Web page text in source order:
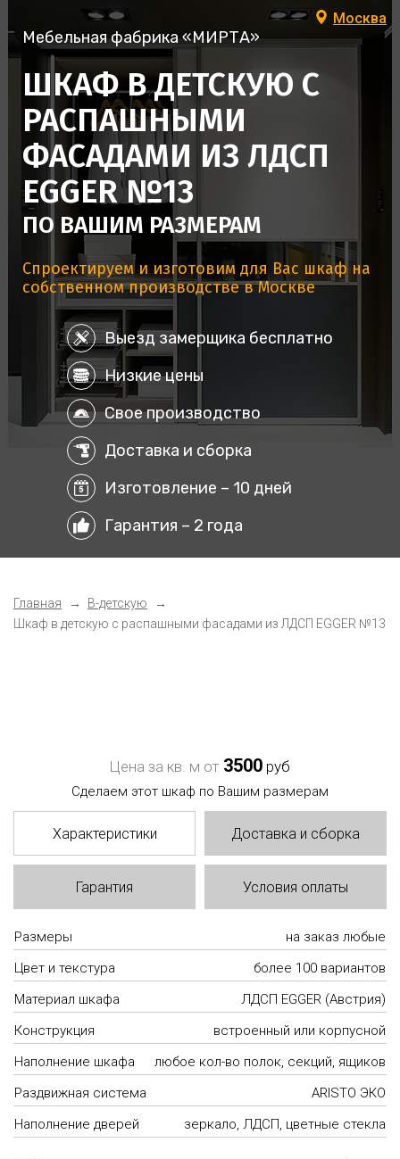
Москва
Мебельная фабрика «МИРТА»
ШКАФ В ДЕТСКУЮ С
РАСПАШНЫМИ
ФАСАДАМИ ИЗ ЛДСП
EGGER №13
ПО ВАШИМ РАЗМЕРАМ
Спроектируем и изготовим для Вас шкаф на
собственном производстве в Москве
Выезд замерщика бесплатно
Низкие цены
Свое производство
Доставка и сборка
Изготовление – 10 дней
Гарантия – 2 года
Главная
В-детскую
Шкаф в детскую с распашными фасадами из ЛДСП EGGER №13
Цена за кв. м от 3500 руб
Сделаем этот шкаф по Вашим размерам
Характеристики Доставка и сборка
Гарантия Условия оплаты
Размеры
на заказ любые
Цвет и текстура
более 100 вариантов
Материал шкафа
ЛДСП EGGER (Австрия)
Конструкция
встроенный или корпусной
Наполнение шкафа
любое кол-во полок, секций, ящиков
Раздвижная система
ARISTO ЭКО
Наполнение дверей
зеркало, ЛДСП, цветные стекла